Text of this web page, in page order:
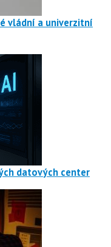
vládní a univerzitní
datových center